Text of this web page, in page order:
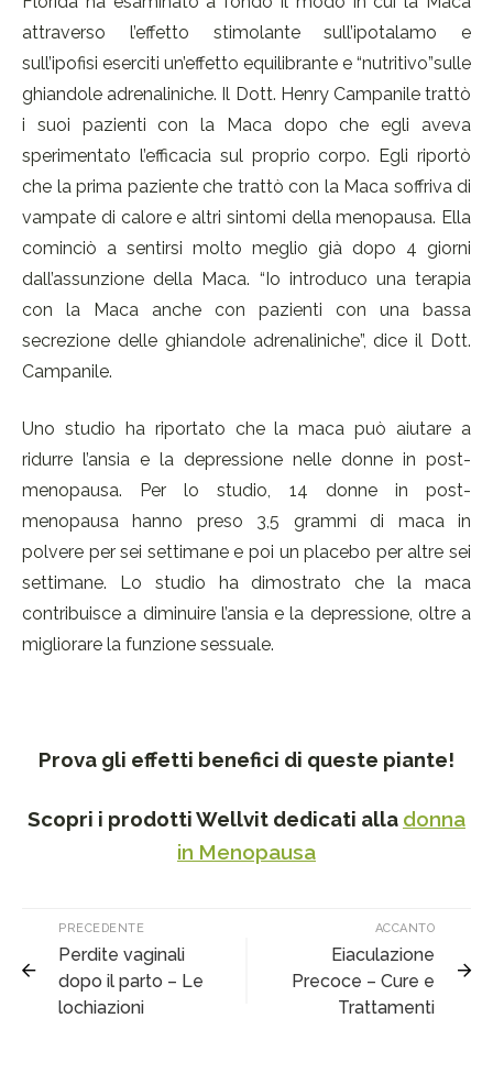
attraverso l’effetto stimolante sull’ipotalamo e
sull’ipofisi eserciti un’effetto equilibrante e “nutritivo”sulle
ghiandole adrenaliniche. Il Dott. Henry Campanile trattò
i suoi pazienti con la Maca dopo che egli aveva
sperimentato l’efficacia sul proprio corpo. Egli riportò
che la prima paziente che trattò con la Maca soffriva di
vampate di calore e altri sintomi della menopausa. Ella
cominciò a sentirsi molto meglio già dopo 4 giorni
dall’assunzione della Maca. “Io introduco una terapia
con la Maca anche con pazienti con una bassa
secrezione delle ghiandole adrenaliniche”, dice il Dott.
Campanile.
Uno studio ha riportato che la maca può aiutare a
ridurre l’ansia e la depressione nelle donne in post-
menopausa. Per lo studio, 14 donne in post-
menopausa hanno preso 3,5 grammi di maca in
polvere per sei settimane e poi un placebo per altre sei
settimane. Lo studio ha dimostrato che la maca
contribuisce a diminuire l’ansia e la depressione, oltre a
migliorare la funzione sessuale.
Prova gli effetti benefici di queste piante!
Scopri i prodotti Wellvit dedicati alla donna
in Menopausa
PRECEDENTE
Perdite vaginali
dopo il parto – Le
lochiazioni
ACCANTO
Eiaculazione
Precoce – Cure e
Trattamenti